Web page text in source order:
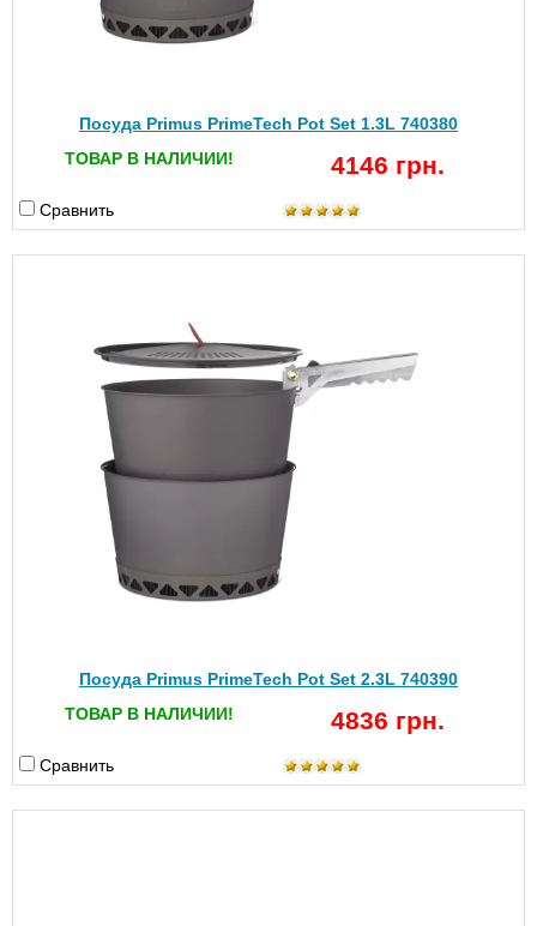
Посуда Primus PrimeTech Pot Set 1.3L 740380
ТОВАР В НАЛИЧИИ!
4146 грн.
Сравнить
Посуда Primus PrimeTech Pot Set 2.3L 740390
ТОВАР В НАЛИЧИИ!
4836 грн.
Сравнить